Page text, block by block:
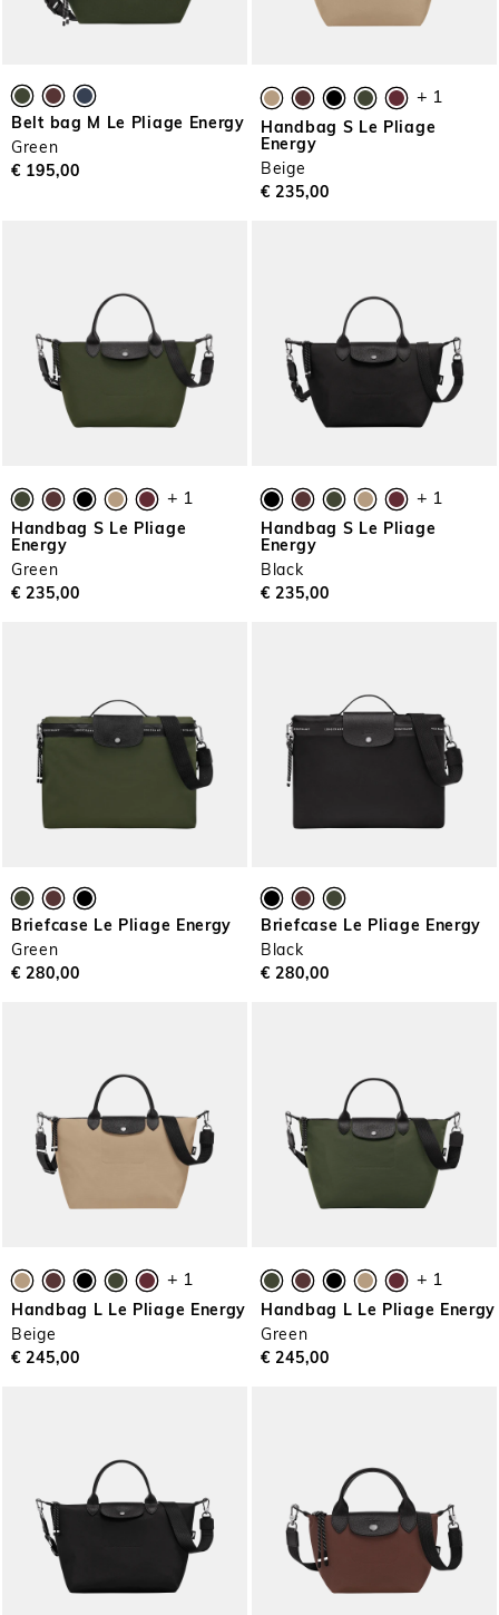
Belt bag M Le Pliage Energy
Green
€ 195,00
+ 1
Handbag S Le Pliage
Energy
Beige
€ 235,00
+ 1
Handbag S Le Pliage
Energy
Green
€ 235,00
+ 1
Handbag S Le Pliage
Energy
Black
€ 235,00
Briefcase Le Pliage Energy
Green
€ 280,00
Briefcase Le Pliage Energy
Black
€ 280,00
+ 1
Handbag L Le Pliage Energy
Beige
€ 245,00
+ 1
Handbag L Le Pliage Energy
Green
€ 245,00